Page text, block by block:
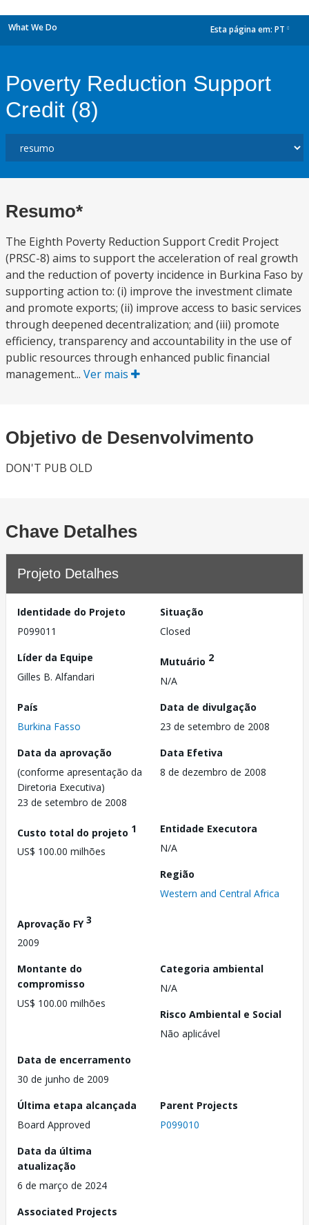
What We Do Esta página em: PT
Poverty Reduction Support
Credit (8)
Resumo*
The Eighth Poverty Reduction Support Credit Project
(PRSC-8) aims to support the acceleration of real growth
and the reduction of poverty incidence in Burkina Faso by
supporting action to: (i) improve the investment climate
and promote exports; (ii) improve access to basic services
through deepened decentralization; and (iii) promote
efficiency, transparency and accountability in the use of
public resources through enhanced public financial
management... Ver mais
Objetivo de Desenvolvimento
DON'T PUB OLD
Chave Detalhes
Projeto Detalhes
Identidade do Projeto
P099011
Situação
Closed
Líder da Equipe
Gilles B. Alfandari
Mutuário 2
N/A
País
Burkina Fasso
Data de divulgação
23 de setembro de 2008
Data da aprovação
(conforme apresentação da
Diretoria Executiva)
23 de setembro de 2008
Data Efetiva
8 de dezembro de 2008
Custo total do projeto 1
US$ 100.00 milhões
Entidade Executora
N/A
Região
Western and Central Africa
Aprovação FY3
2009
Montante do
compromisso
US$ 100.00 milhões
Categoria ambiental
N/A
Risco Ambiental e Social
Não aplicável
Data de encerramento
30 de junho de 2009
Última etapa alcançada
Board Approved
Parent Projects
P099010
Data da última
atualização
6 de março de 2024
Associated Projects